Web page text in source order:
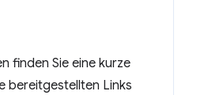
finden Sie eine kurze
bereitgestellten Links